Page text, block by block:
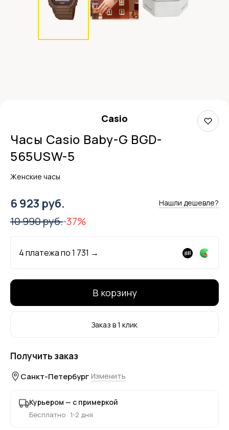
Casio
Часы Casio Baby-G BGD-
565USW-5
Женские часы
6 923 руб. Нашли дешевле?
10 990 руб.-37%
4 платежа по1 731 →
В корзину
Заказ в 1 клик
Получить заказ
Санкт-Петербург Изменить
Курьером — с примеркой
Бесплатно · 1-2 дня